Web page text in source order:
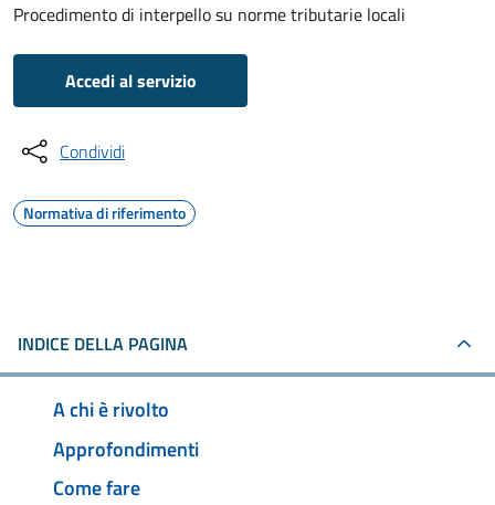
Procedimento di interpello su norme tributarie locali
Accedi al servizio
Condividi
Normativa di riferimento
INDICE DELLA PAGINA
A chi è rivolto
Approfondimenti
Come fare